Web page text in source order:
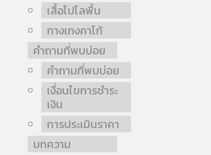
เสื้อโปโลพื้น
กางเกงคาโก้
คำถามที่พบบ่อย
คำถามที่พบบ่อย
เงื่อนไขการชำระ
เงิน
การประเมินราคา
บทความ